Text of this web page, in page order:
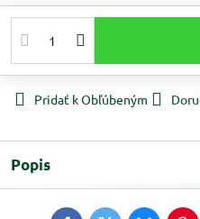
Pridať k Obľúbeným
Popis